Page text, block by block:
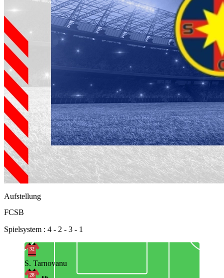
Aufstellung
FCSB
Spielsystem : 4 - 2 - 3 - 1
32
S. Tarnovanu
28